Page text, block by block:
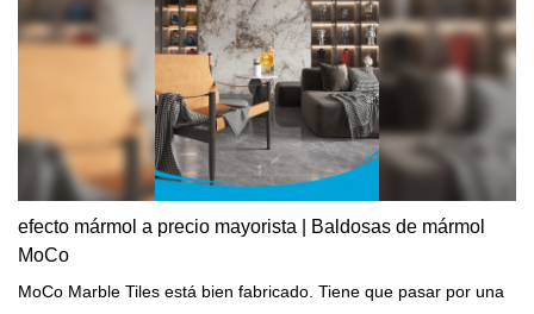
efecto mármol a precio mayorista | Baldosas de mármol
MoCo
MoCo Marble Tiles está bien fabricado. Tiene que pasar por una